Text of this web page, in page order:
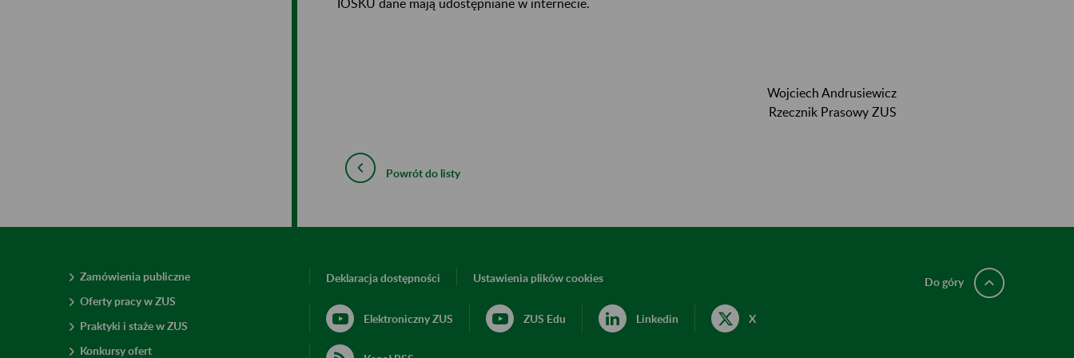
Wojciech Andrusiewicz
Rzecznik Prasowy ZUS
Powrót do listy
Zamówienia publiczne
Oferty pracy w ZUS
Praktyki i staże w ZUS
Konkursy ofert
Deklaracja dostępności Ustawienia plików cookies
Elektroniczny ZUS ZUS Edu Linkedin X
Do góry